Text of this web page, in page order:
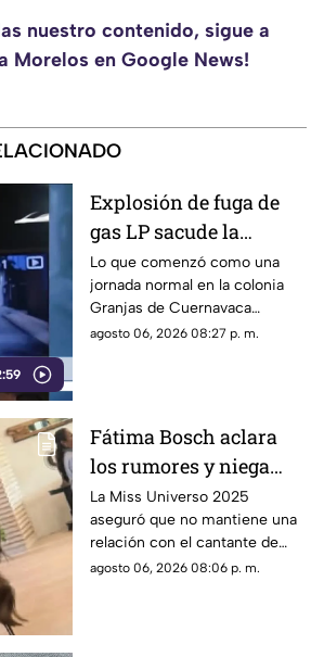
nuestro contenido, sigue a
Morelos en Google News!
Explosión de fuga de
gas LP sacude la
colonia Las Granjas
Lo que comenzó como una
jornada normal en la colonia
Granjas de Cuernavaca
terminó en una movilización
agosto 06, 2026 08:27 p. m.
Fátima Bosch aclara
los rumores y niega
tener un romance con
Natanael Cano
La Miss Universo 2025
aseguró que no mantiene una
relación con el cantante de
corridos tumbados.
agosto 06, 2026 08:06 p. m.